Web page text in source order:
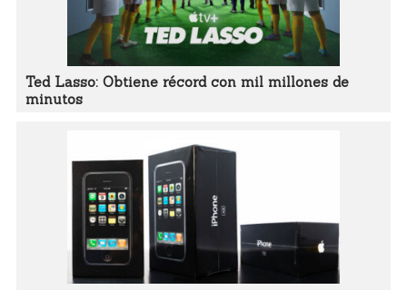
Ted Lasso: Obtiene récord con mil millones de
minutos